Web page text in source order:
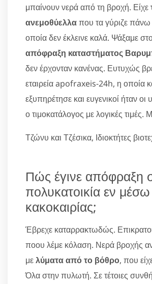
μπαίνουν νερά από τη βροχή. Είχε
ανεμοθύελλαπου τα γύριζε
οποία δεν έκλεινε καλά. Ψάξαμε στο
απόφραξη καταστήματος
δεν έρχονταν κανένας. Ευτυχώς
εταιρεία apofraxeis-24h, η οποία
εξυπηρέτησε και ευγενικοί ήταν οι
ο τιμοκατάλογος με λογικές τιμές.
Τζώνυ και Τζέσικα, Ιδιοκτήτες
Πώς έγινε απόφραξη
πολυκατοικία εν μέσω
κακοκαιρίας;
Έβρεχε καταρρακτωδώς.
ποου λέμε κόλαση. Νερά βροχής
μελύματα από το βόθρο, που
Όλα στην πυλωτή. Σε τέτοιες